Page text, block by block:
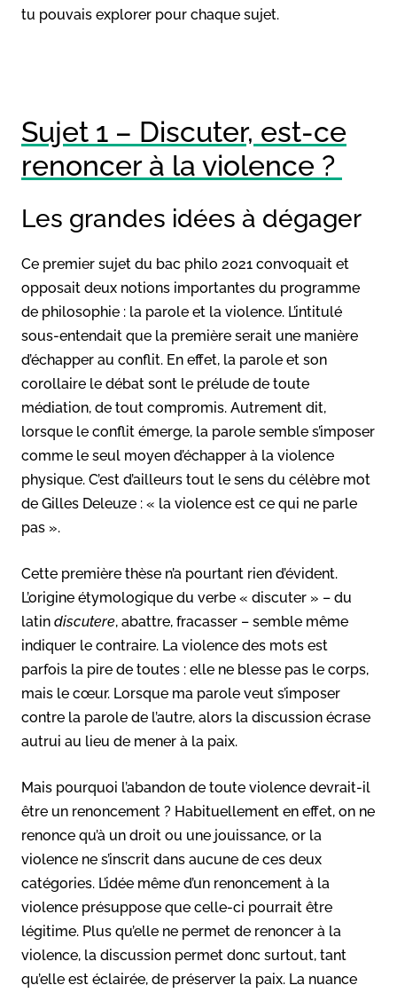
tu pouvais explorer pour chaque sujet.
Sujet 1 – Discuter, est-ce
renoncer à la violence ?
Les grandes idées à dégager
Ce premier sujet du bac philo 2021 convoquait et
opposait deux notions importantes du programme
de philosophie : la parole et la violence. L’intitulé
sous-entendait que la première serait une manière
d’échapper au conflit. En effet, la parole et son
corollaire le débat sont le prélude de toute
médiation, de tout compromis. Autrement dit,
lorsque le conflit émerge, la parole semble s’imposer
comme le seul moyen d’échapper à la violence
physique. C’est d’ailleurs tout le sens du célèbre mot
de Gilles Deleuze : « la violence est ce qui ne parle
pas ».
Cette première thèse n’a pourtant rien d’évident.
L’origine étymologique du verbe « discuter » – du
latin discutere, abattre, fracasser – semble même
indiquer le contraire. La violence des mots est
parfois la pire de toutes : elle ne blesse pas le corps,
mais le cœur. Lorsque ma parole veut s’imposer
contre la parole de l’autre, alors la discussion écrase
autrui au lieu de mener à la paix.
Mais pourquoi l’abandon de toute violence devrait-il
être un renoncement ? Habituellement en effet, on ne
renonce qu’à un droit ou une jouissance, or la
violence ne s’inscrit dans aucune de ces deux
catégories. L’idée même d’un renoncement à la
violence présuppose que celle-ci pourrait être
légitime. Plus qu’elle ne permet de renoncer à la
violence, la discussion permet donc surtout, tant
qu’elle est éclairée, de préserver la paix. La nuance